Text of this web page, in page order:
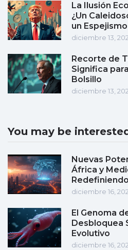
La Ilusión
¿Un
un
diciembre 13,
Recorte de
Significa
Bolsillo
diciembre 13,
You may be
Nuevas
África y
diciembre 16,
El Genoma
Desbloquea
Evolutivo
diciembre 16,